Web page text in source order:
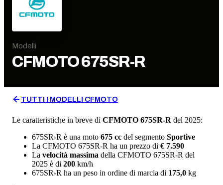
Modelli
CFMOTO675SR-R
TUTTI I MODELLI CFMOTO
Le caratteristiche in breve di CFMOTO 675SR-R del 2025:
675SR-R è una moto 675 cc del segmento Sportive
La CFMOTO 675SR-R ha un prezzo di € 7.590
La velocità massima della CFMOTO 675SR-R del
2025 è di 200 km/h
675SR-R ha un peso in ordine di marcia di 175,0 kg